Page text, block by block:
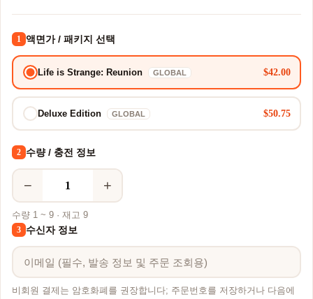
1 액면가 / 패키지 선택
Life is Strange: Reunion GLOBAL $42.00
Deluxe Edition GLOBAL $50.75
2 수량 / 충전 정보
− +
수량 1 ~ 9 · 재고 9
3 수신자 정보
비회원 결제는 암호화폐를 권장합니다; 주문번호를 저장하거나 다음에